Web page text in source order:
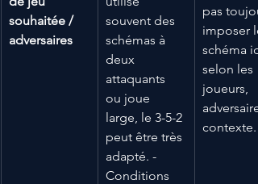
souhaitée /
adversaires
souvent des
schémas à
deux
attaquants
ou joue
large, le 3-5-2
peut être très
adapté. -
Conditions
pas
imposer
schéma
selon les
joueurs,
contexte.